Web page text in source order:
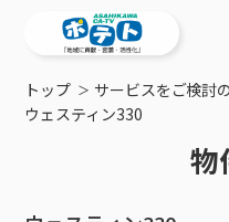
ご検討中の方
トップ サービスをご検討
ウェスティン330
物